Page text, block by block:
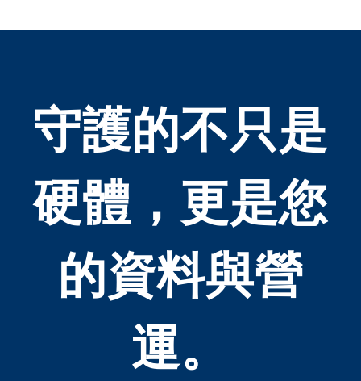
Version)
Interface
Complimentary
Applicable:
Home/Industrial/Server/Office/
slots/Compatible
Sexual
support/Network
speed up to
1000Mbps/Virtualization
守護的不只是
硬體，更是您
的資料與營
運。